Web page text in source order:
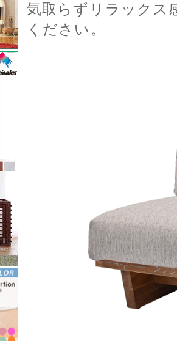
気取らずリラックス
ください。